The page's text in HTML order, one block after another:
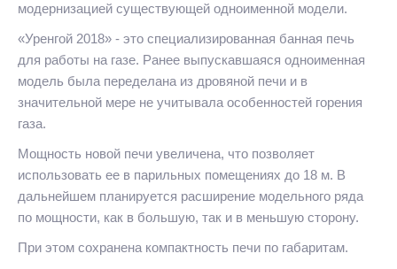
модернизацией существующей одноименной модели.
«Уренгой 2018» - это специализированная банная печь
для работы на газе. Ранее выпускавшаяся одноименная
модель была переделана из дровяной печи и в
значительной мере не учитывала особенностей горения
газа.
Мощность новой печи увеличена, что позволяет
использовать ее в парильных помещениях до 18 м. В
дальнейшем планируется расширение модельного ряда
по мощности, как в большую, так и в меньшую сторону.
При этом сохранена компактность печи по габаритам.